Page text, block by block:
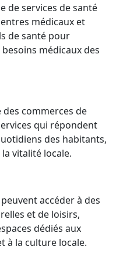
de services de santé
médicaux et
de santé pour
médicaux des
commerces de
qui répondent
des habitants,
vitalité locale.
accéder à des
et de loisirs,
dédiés aux
à la culture locale.